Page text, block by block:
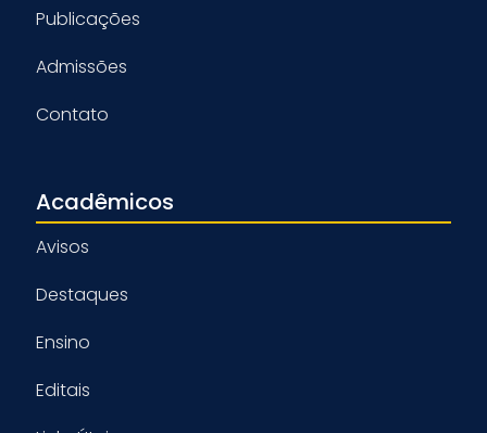
Publicações
Admissões
Contato
Acadêmicos
Avisos
Destaques
Ensino
Editais